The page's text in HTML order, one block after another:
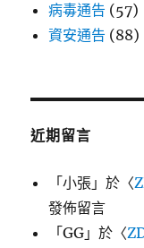
病毒通告 (57)
資安通告 (88)
近期留言
「小張 」於〈
發佈留言
「GG 」於〈